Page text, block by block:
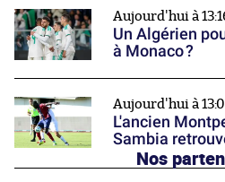
Aujourd'hui à
Un Algérien
à Monaco ?
Aujourd'hui à
L'ancien
Sambia
Nos